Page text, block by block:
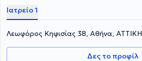
Ιατρείο 1
Λεωφόρος Κηφισίας 38, Αθήνα, ΑΤΤΙΚΗ
Δες το προφίλ